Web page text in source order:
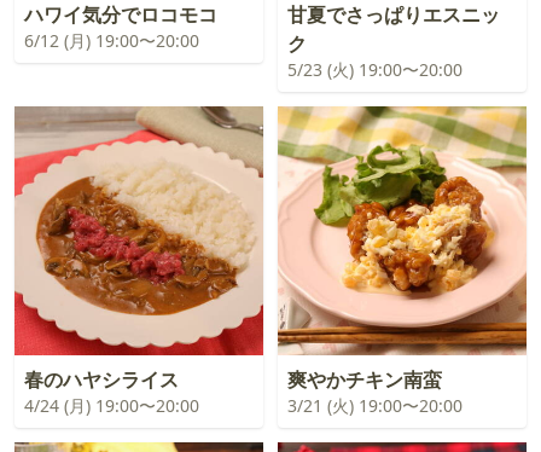
ハワイ気分でロコモコ
6/12 (月) 19:00〜20:00
甘夏でさっぱりエスニッ
ク
5/23 (火) 19:00〜20:00
春のハヤシライス
4/24 (月) 19:00〜20:00
爽やかチキン南蛮
3/21 (火) 19:00〜20:00